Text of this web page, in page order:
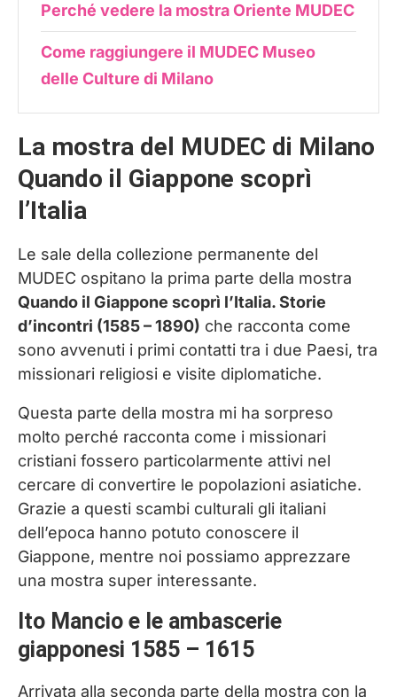
Perché vedere la mostra Oriente MUDEC
Come raggiungere il MUDEC Museo
delle Culture di Milano
La mostra del MUDEC di Milano
Quando il Giappone scoprì
l’Italia
Le sale della collezione permanente del
MUDEC ospitano la prima parte della mostra
Quando il Giappone scoprì l’Italia. Storie
d’incontri (1585 – 1890) che racconta come
sono avvenuti i primi contatti tra i due Paesi, tra
missionari religiosi e visite diplomatiche.
Questa parte della mostra mi ha sorpreso
molto perché racconta come i missionari
cristiani fossero particolarmente attivi nel
cercare di convertire le popolazioni asiatiche.
Grazie a questi scambi culturali gli italiani
dell’epoca hanno potuto conoscere il
Giappone, mentre noi possiamo apprezzare
una mostra super interessante.
Ito Mancio e le ambascerie
giapponesi 1585 – 1615
Arrivata alla seconda parte della mostra con la